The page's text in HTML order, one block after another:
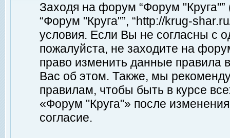
Заходя на форум “Форум
“Форум "Круга"”, “http://krug-
условия. Если Вы не согласны с
пожалуйста, не заходите на
право изменить данные правила
Вас об этом. Также, мы
правилам, чтобы быть в курсе
«Форум "Круга"» после
согласие.